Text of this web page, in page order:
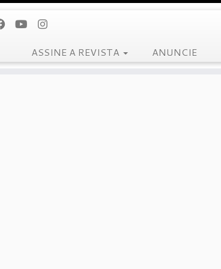
ASSINE A REVISTA ANUNCIE